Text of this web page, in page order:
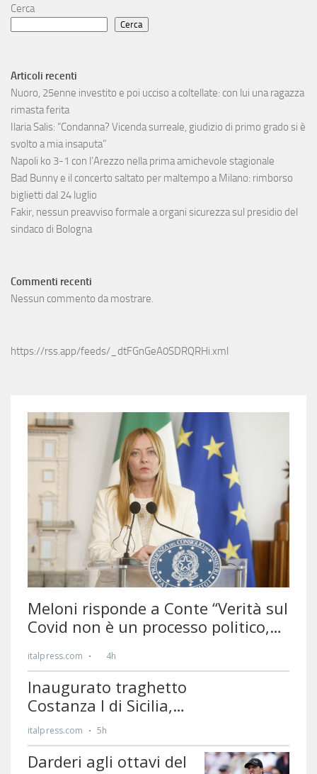
Cerca
Cerca
Articoli recenti
Nuoro, 25enne investito e poi ucciso a coltellate: con lui una ragazza
rimasta ferita
Ilaria Salis: “Condanna? Vicenda surreale, giudizio di primo grado si è
svolto a mia insaputa”
Napoli ko 3-1 con l’Arezzo nella prima amichevole stagionale
Bad Bunny e il concerto saltato per maltempo a Milano: rimborso
biglietti dal 24 luglio
Fakir, nessun preavviso formale a organi sicurezza sul presidio del
sindaco di Bologna
Commenti recenti
Nessun commento da mostrare.
https://rss.app/feeds/_dtFGnGeA0SDRQRHi.xml